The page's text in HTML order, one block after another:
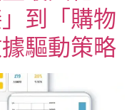
到「購物
驅動策略